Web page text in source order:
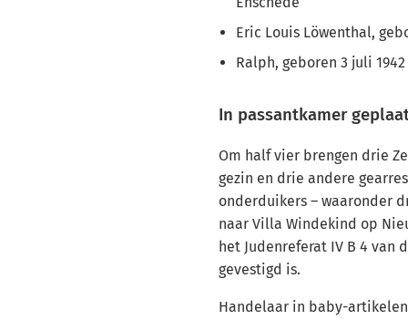
Eric Louis Löwenthal,
Ralph, geboren 3 juli 1942
In passantkamer
Om half vier brengen drie
gezin en drie andere
onderduikers – waaronder
naar Villa Windekind op
het Judenreferat IV B 4 van
gevestigd is.
Handelaar in baby-